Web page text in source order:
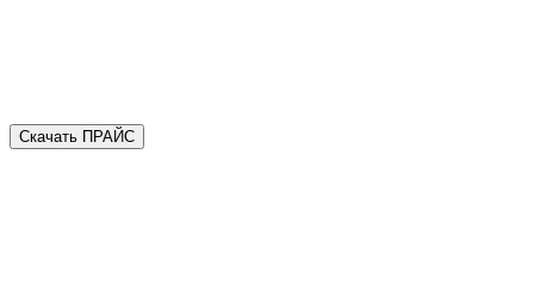
Скачать ПРАЙС